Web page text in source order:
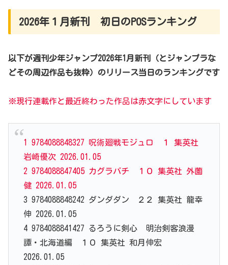
2026年１月新刊 初日のPOSランキング
以下が週刊少年ジャンプ2026年1月新刊（とジャンプラな
どその周辺作品も抜粋）のリリース当日のランキングです
※現行連載作と最近終わった作品は赤文字にしています
1 9784088848327 呪術廻戦モジュロ １ 集英社
岩崎優次 2026.01.05
2 9784088847405 カグラバチ １０ 集英社 外薗
健 2026.01.05
3 9784088848242 ダンダダン ２２ 集英社 龍幸
伸 2026.01.05
4 9784088841427 るろうに剣心 明治剣客浪漫
譚・北海道編 １０ 集英社 和月伸宏
2026.01.05